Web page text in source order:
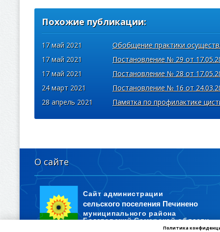
Похожие публикации:
17 май 2021
Обобщение практики
17 май 2021
Постановление № 29 от
17 май 2021
Постановление № 28 от
24 март 2021
Постановление № 16 от
28 апрель 2021
Памятка по профилактике
О сайте
Политика